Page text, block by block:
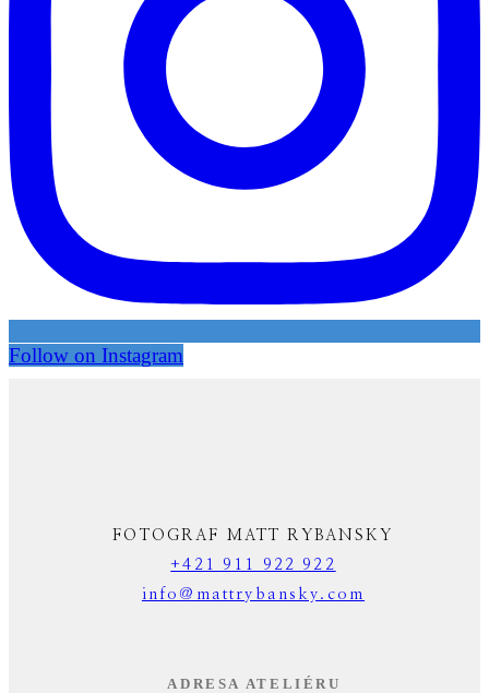
Follow on Instagram
ADRESA ATELIÉRU
FOTOGRAF MATT RYBANSKY
+421 911 922 922
info@mattrybansky.com